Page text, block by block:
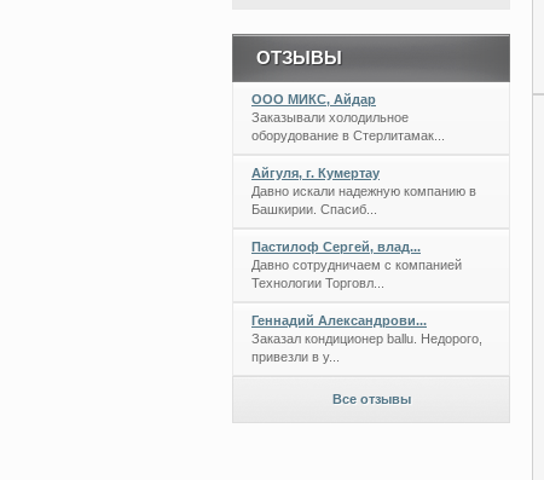
ОТЗЫВЫ
ООО МИКС, Айдар
Заказывали холодильное
оборудование в Стерлитамак...
Айгуля, г. Кумертау
Давно искали надежную компанию в
Башкирии. Спасиб...
Пастилоф Сергей, влад...
Давно сотрудничаем с компанией
Технологии Торговл...
Геннадий Александрови...
Заказал кондиционер ballu. Недорого,
привезли в у...
Все отзывы